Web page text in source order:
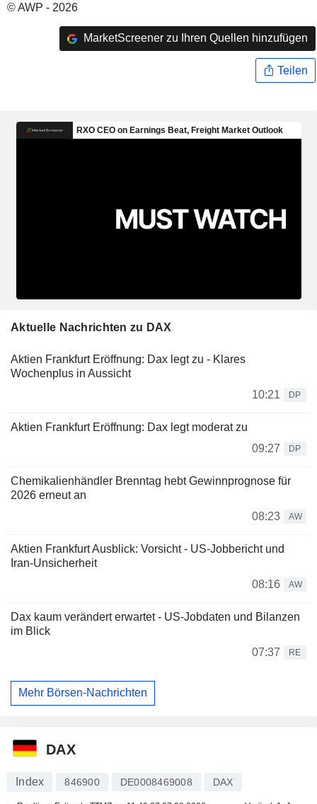
© AWP - 2026
MarketScreener zu Ihren Quellen hinzufügen
Teilen
Aktuelle Nachrichten zu DAX
Aktien Frankfurt Eröffnung: Dax legt zu - Klares
Wochenplus in Aussicht
10:21
DP
Aktien Frankfurt Eröffnung: Dax legt moderat zu
09:27
DP
Chemikalienhändler Brenntag hebt Gewinnprognose für
2026 erneut an
08:23
AW
Aktien Frankfurt Ausblick: Vorsicht - US-Jobbericht und
Iran-Unsicherheit
08:16
AW
Dax kaum verändert erwartet - US-Jobdaten und Bilanzen
im Blick
07:37
RE
Mehr Börsen-Nachrichten
DAX
Index 846900 DE0008469008 DAX